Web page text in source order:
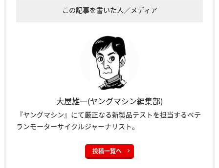
この記事を書いた人／メディア
大屋雄一(ヤングマシン編集部)
『ヤングマシン』にて厳正なる新製品テストを担当するベテ
ランモーターサイクルジャーナリスト。
投稿一覧へ